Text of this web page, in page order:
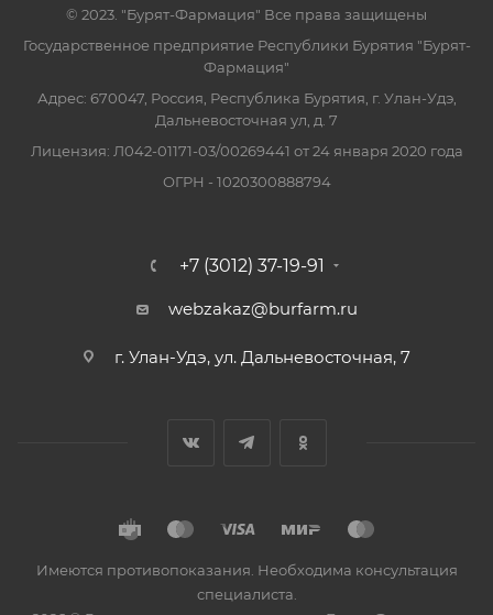
© 2023. "Бурят-Фармация" Все права защищены
Государственное предприятие Республики Бурятия "Бурят-
Фармация"
Адрес: 670047, Россия, Республика Бурятия, г. Улан-Удэ,
Дальневосточная ул, д. 7
Лицензия: Л042-01171-03/00269441 от 24 января 2020 года
ОГРН - 1020300888794
+7 (3012) 37-19-91
webzakaz@burfarm.ru
г. Улан-Удэ, ул. Дальневосточная, 7
Имеются противопоказания. Необходима консультация
специалиста.